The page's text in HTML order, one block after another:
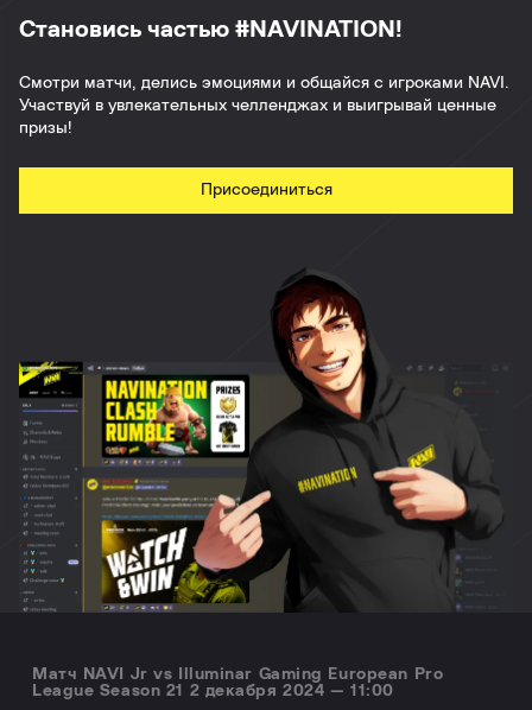
Становись частью #NAVINATION!
Смотри матчи, делись эмоциями и общайся с игроками NAVI.
Участвуй в увлекательных челленджах и выигрывай ценные
призы!
Присоединиться
Матч NAVI Jr vs Illuminar Gaming European Pro
League Season 21 2 декабря 2024 — 11:00